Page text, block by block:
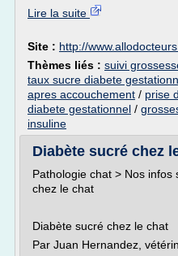
Lire la suite
Site : http://
Thèmes liés : suivi
taux sucre diabete
apres accouchement / prise
diabete gestationnel /
insuline
Diabète sucré chez
Pathologie chat > Nos
chez le chat
Diabète sucré chez le chat
Par Juan Hernandez,